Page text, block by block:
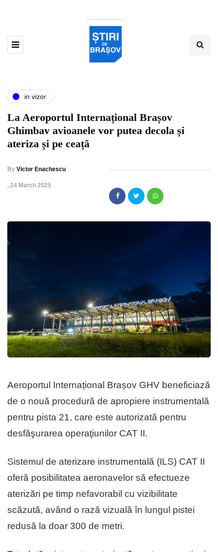
in vizor
La Aeroportul Internațional Brașov
Ghimbav avioanele vor putea decola și
ateriza și pe ceață
By Victor Enachescu
, 24 March 2025
Aeroportul Internațional Brașov GHV beneficiază
de o nouă procedură de apropiere instrumentală
pentru pista 21, care este autorizată pentru
desfăşurarea operaţiunilor CAT II.
Sistemul de aterizare instrumentală (ILS) CAT II
oferă posibilitatea aeronavelor să efectueze
aterizări pe timp nefavorabil cu vizibilitate
scăzută, având o rază vizuală în lungul pistei
redusă la doar 300 de metri.